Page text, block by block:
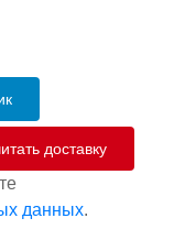
доставку
данных.